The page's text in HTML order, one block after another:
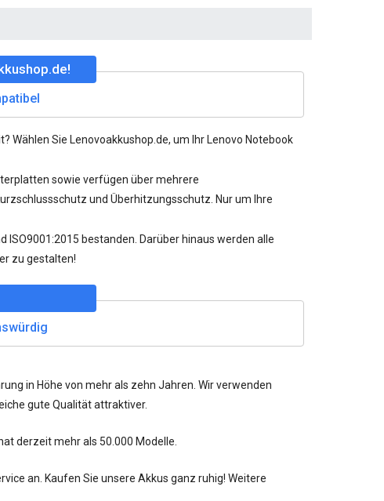
Wählen Sie Lenovoakkushop.de, um Ihr Lenovo Notebook
sowie verfügen über mehrere
und Überhitzungsschutz. Nur um Ihre
ISO9001:2015 bestanden. Darüber hinaus werden alle
zu gestalten!
in Höhe von mehr als zehn Jahren. Wir verwenden
gute Qualität attraktiver.
derzeit mehr als 50.000 Modelle.
an. Kaufen Sie unsere Akkus ganz ruhig! Weitere